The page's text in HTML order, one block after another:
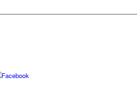
Facebook